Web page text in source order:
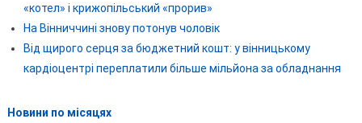
«котел» і крижопільський «прорив»
На Вінниччині знову потонув чоловік
Від щирого серця за бюджетний кошт: у вінницькому
кардіоцентрі переплатили більше мільйона за обладнання
Новини по місяцях